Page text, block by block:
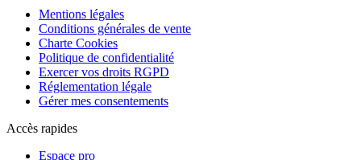
Mentions légales
Conditions générales de vente
Charte Cookies
Politique de confidentialité
Exercer vos droits RGPD
Réglementation légale
Gérer mes consentements
Accès rapides
Espace pro